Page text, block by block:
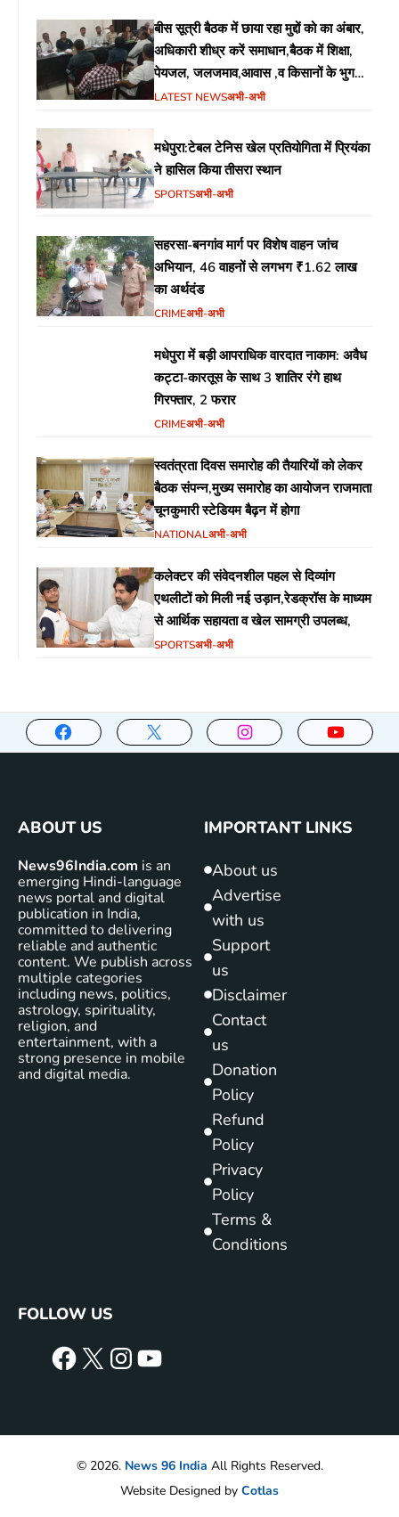
बीस सूत्री बैठक में छाया रहा मुद्दों को का अंबार,
अधिकारी शीध्र करें समाधान,बैठक में शिक्षा,
पेयजल, जलजमाव,आवास ,व किसानों के भुगतान
का उठा मुद्दा
LATEST NEWSअभी-अभी
मधेपुरा:टेबल टेनिस खेल प्रतियोगिता में प्रियंका
ने हासिल किया तीसरा स्थान
SPORTSअभी-अभी
सहरसा-बनगांव मार्ग पर विशेष वाहन जांच
अभियान, 46 वाहनों से लगभग ₹1.62 लाख
का अर्थदंड
CRIMEअभी-अभी
मधेपुरा में बड़ी आपराधिक वारदात नाकाम: अवैध
कट्टा-कारतूस के साथ 3 शातिर रंगे हाथ
गिरफ्तार, 2 फरार
CRIMEअभी-अभी
स्वतंत्रता दिवस समारोह की तैयारियों को लेकर
बैठक संपन्न,मुख्य समारोह का आयोजन राजमाता
चूनकुमारी स्टेडियम बैढ़न में होगा
NATIONALअभी-अभी
कलेक्टर की संवेदनशील पहल से दिव्यांग
एथलीटों को मिली नई उड़ान,रेडक्रॉस के माध्यम
से आर्थिक सहायता व खेल सामग्री उपलब्ध,
SPORTSअभी-अभी
ABOUT US
News96India.com is an
emerging Hindi-language
news portal and digital
publication in India,
committed to delivering
reliable and authentic
content. We publish across
multiple categories
including news, politics,
astrology, spirituality,
religion, and
entertainment, with a
strong presence in mobile
and digital media.
IMPORTANT LINKS
About us
Advertise
with us
Support
us
Disclaimer
Contact
us
Donation
Policy
Refund
Policy
Privacy
Policy
Terms &
Conditions
FOLLOW US
© 2026. News 96 India All Rights Reserved.
Website Designed by Cotlas